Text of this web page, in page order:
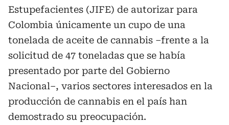
Estupefacientes (JIFE) de autorizar para
Colombia únicamente un cupo de una
tonelada de aceite de cannabis –frente a la
solicitud de 47 toneladas que se había
presentado por parte del Gobierno
Nacional–, varios sectores interesados en la
producción de cannabis en el país han
demostrado su preocupación.